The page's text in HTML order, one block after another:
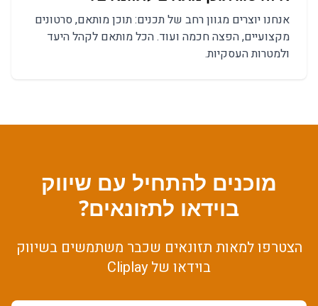
אנחנו יוצרים מגוון רחב של תכנים:תוכן מותאם, סרטונים
מקצועיים, הפצה חכמה ועוד. הכל מותאם לקהל היעד
ולמטרות העסקיות.
מוכנים להתחיל עם שיווק
בוידאו לתזונאים?
הצטרפו למאות תזונאים שכבר משתמשים בשיווק
בוידאו של Cliplay